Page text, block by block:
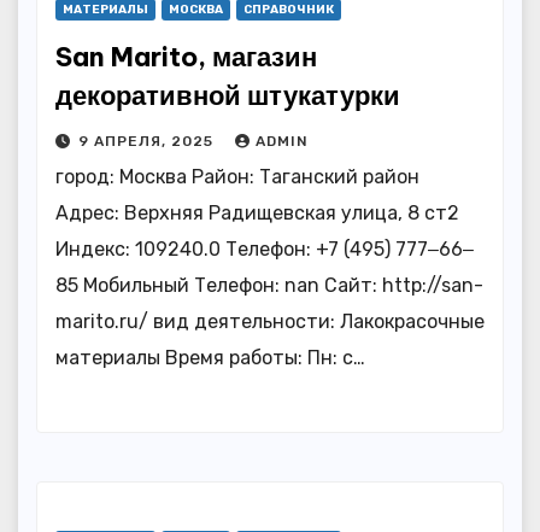
МАТЕРИАЛЫ МОСКВА СПРАВОЧНИК
San Marito, магазин
декоративной штукатурки
9 АПРЕЛЯ, 2025 ADMIN
город: Москва Район: Таганский район
Адрес: Верхняя Радищевская улица, 8 ст2
Индекс: 109240.0 Телефон: +7 (495) 777‒66‒
85 Мобильный Телефон: nan Сайт: http://san-
marito.ru/ вид деятельности: Лакокрасочные
материалы Время работы: Пн: с…